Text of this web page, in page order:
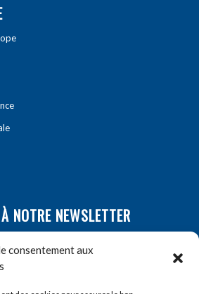
consentement aux
NOTRE NEWSLETTER